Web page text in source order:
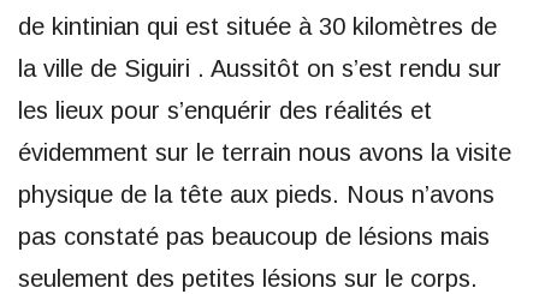
de kintinian qui est située à 30 kilomètres de
la ville de Siguiri . Aussitôt on s’est rendu sur
les lieux pour s’enquérir des réalités et
évidemment sur le terrain nous avons la visite
physique de la tête aux pieds. Nous n’avons
pas constaté pas beaucoup de lésions mais
seulement des petites lésions sur le corps.